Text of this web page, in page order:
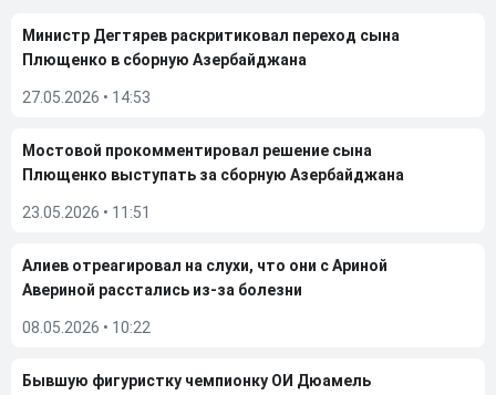
Министр Дегтярев раскритиковал переход сына
Плющенко в сборную Азербайджана
27.05.2026 • 14:53
Мостовой прокомментировал решение сына
Плющенко выступать за сборную Азербайджана
23.05.2026 • 11:51
Алиев отреагировал на слухи, что они с Ариной
Авериной расстались из-за болезни
08.05.2026 • 10:22
Бывшую фигуристку чемпионку ОИ Дюамель